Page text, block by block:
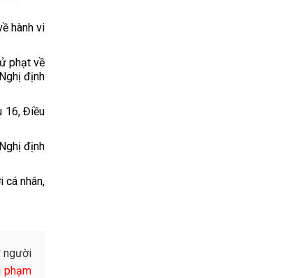
hành vi
phạt về
định
16, Điều
định
cá nhân,
người
phạm